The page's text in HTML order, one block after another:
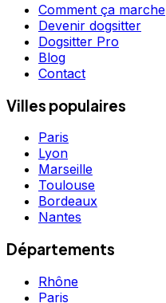
Comment ça marche
Devenir dogsitter
Dogsitter Pro
Blog
Contact
Villes populaires
Paris
Lyon
Marseille
Toulouse
Bordeaux
Nantes
Départements
Rhône
Paris